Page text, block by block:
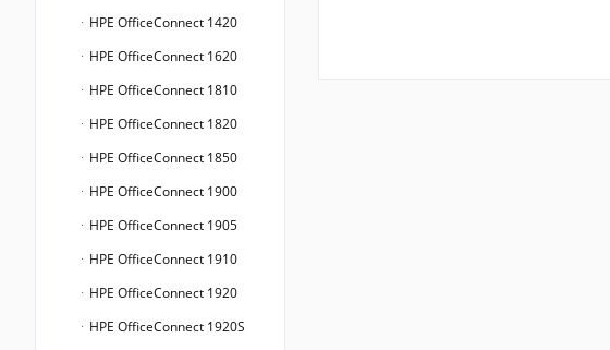
HPE OfficeConnect 1420
HPE OfficeConnect 1620
HPE OfficeConnect 1810
HPE OfficeConnect 1820
HPE OfficeConnect 1850
HPE OfficeConnect 1900
HPE OfficeConnect 1905
HPE OfficeConnect 1910
HPE OfficeConnect 1920
HPE OfficeConnect 1920S